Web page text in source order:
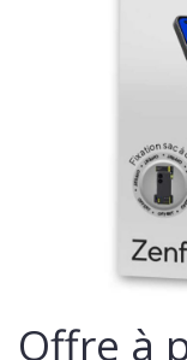
Offre à